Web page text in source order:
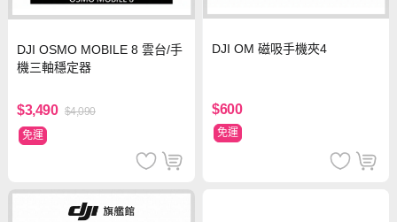
DJI OSMO MOBILE 8 雲台/手
機三軸穩定器
$3,490 $4,090
免運
DJI OM 磁吸手機夾4
$600
免運